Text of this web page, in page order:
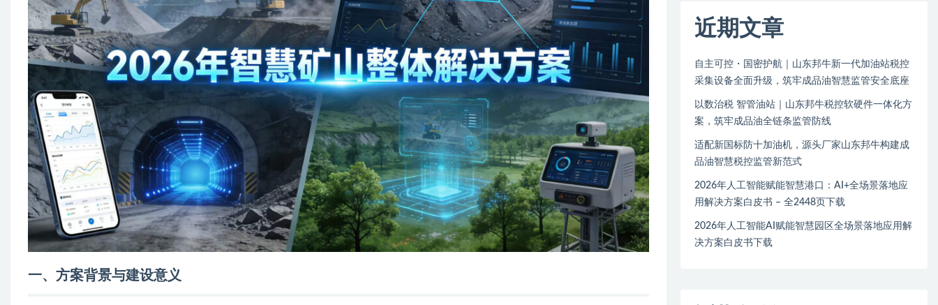
一、方案背景与建设意义
近期文章
自主可控・国密护航｜山东邦牛新一代加油站税控
采集设备全面升级，筑牢成品油智慧监管安全底座
以数治税 智管油站｜山东邦牛税控软硬件一体化方
案，筑牢成品油全链条监管防线
适配新国标防十加油机，源头厂家山东邦牛构建成
品油智慧税控监管新范式
2026年人工智能赋能智慧港口：AI+全场景落地应
用解决方案白皮书 – 全2448页下载
2026年人工智能AI赋能智慧园区全场景落地应用解
决方案白皮书下载